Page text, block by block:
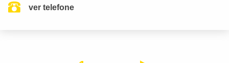
ver telefone